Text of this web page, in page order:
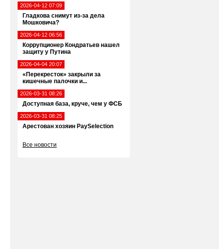
2026-04-12 07:09
Гладкова снимут из-за дела
Мошковича?
2026-04-12 06:56
Коррупционер Кондратьев нашел
защиту у Путина
2026-04-04 20:07
«Перекресток» закрыли за
кишечные палочки и...
2026-03-31 08:26
Доступная база, круче, чем у ФСБ
2026-03-31 08:25
Арестован хозяин PaySelection
Все новости